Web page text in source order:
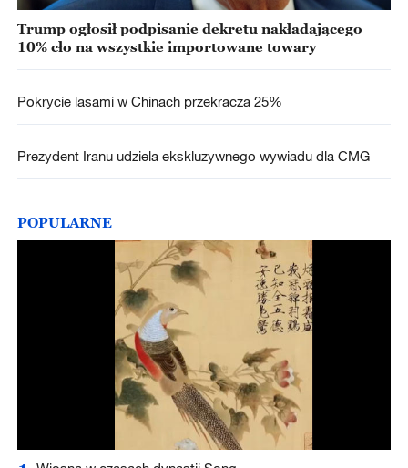
Trump ogłosił podpisanie dekretu nakładającego
10% cło na wszystkie importowane towary
Pokrycie lasami w Chinach przekracza 25%
Prezydent Iranu udziela ekskluzywnego wywiadu dla CMG
POPULARNE